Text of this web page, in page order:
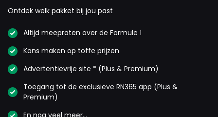
Ontdek welk pakket bij jou past
Altijd meepraten over de Formule 1
Kans maken op toffe prijzen
Advertentievrije site * (Plus & Premium)
Toegang tot de exclusieve RN365 app (Plus &
Premium)
En nog veel meer…